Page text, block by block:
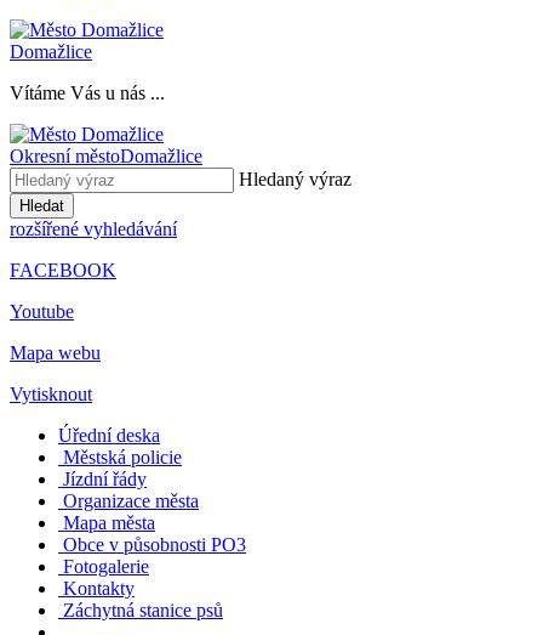
Domažlice
Vítáme Vás u nás ...
Okresní městoDomažlice
Hledaný výraz
Hledat
rozšířené vyhledávání
FACEBOOK
Youtube
Mapa webu
Vytisknout
Úřední deska
Městská policie
Jízdní řády
Organizace města
Mapa města
Obce v působnosti PO3
Fotogalerie
Kontakty
Záchytná stanice psů